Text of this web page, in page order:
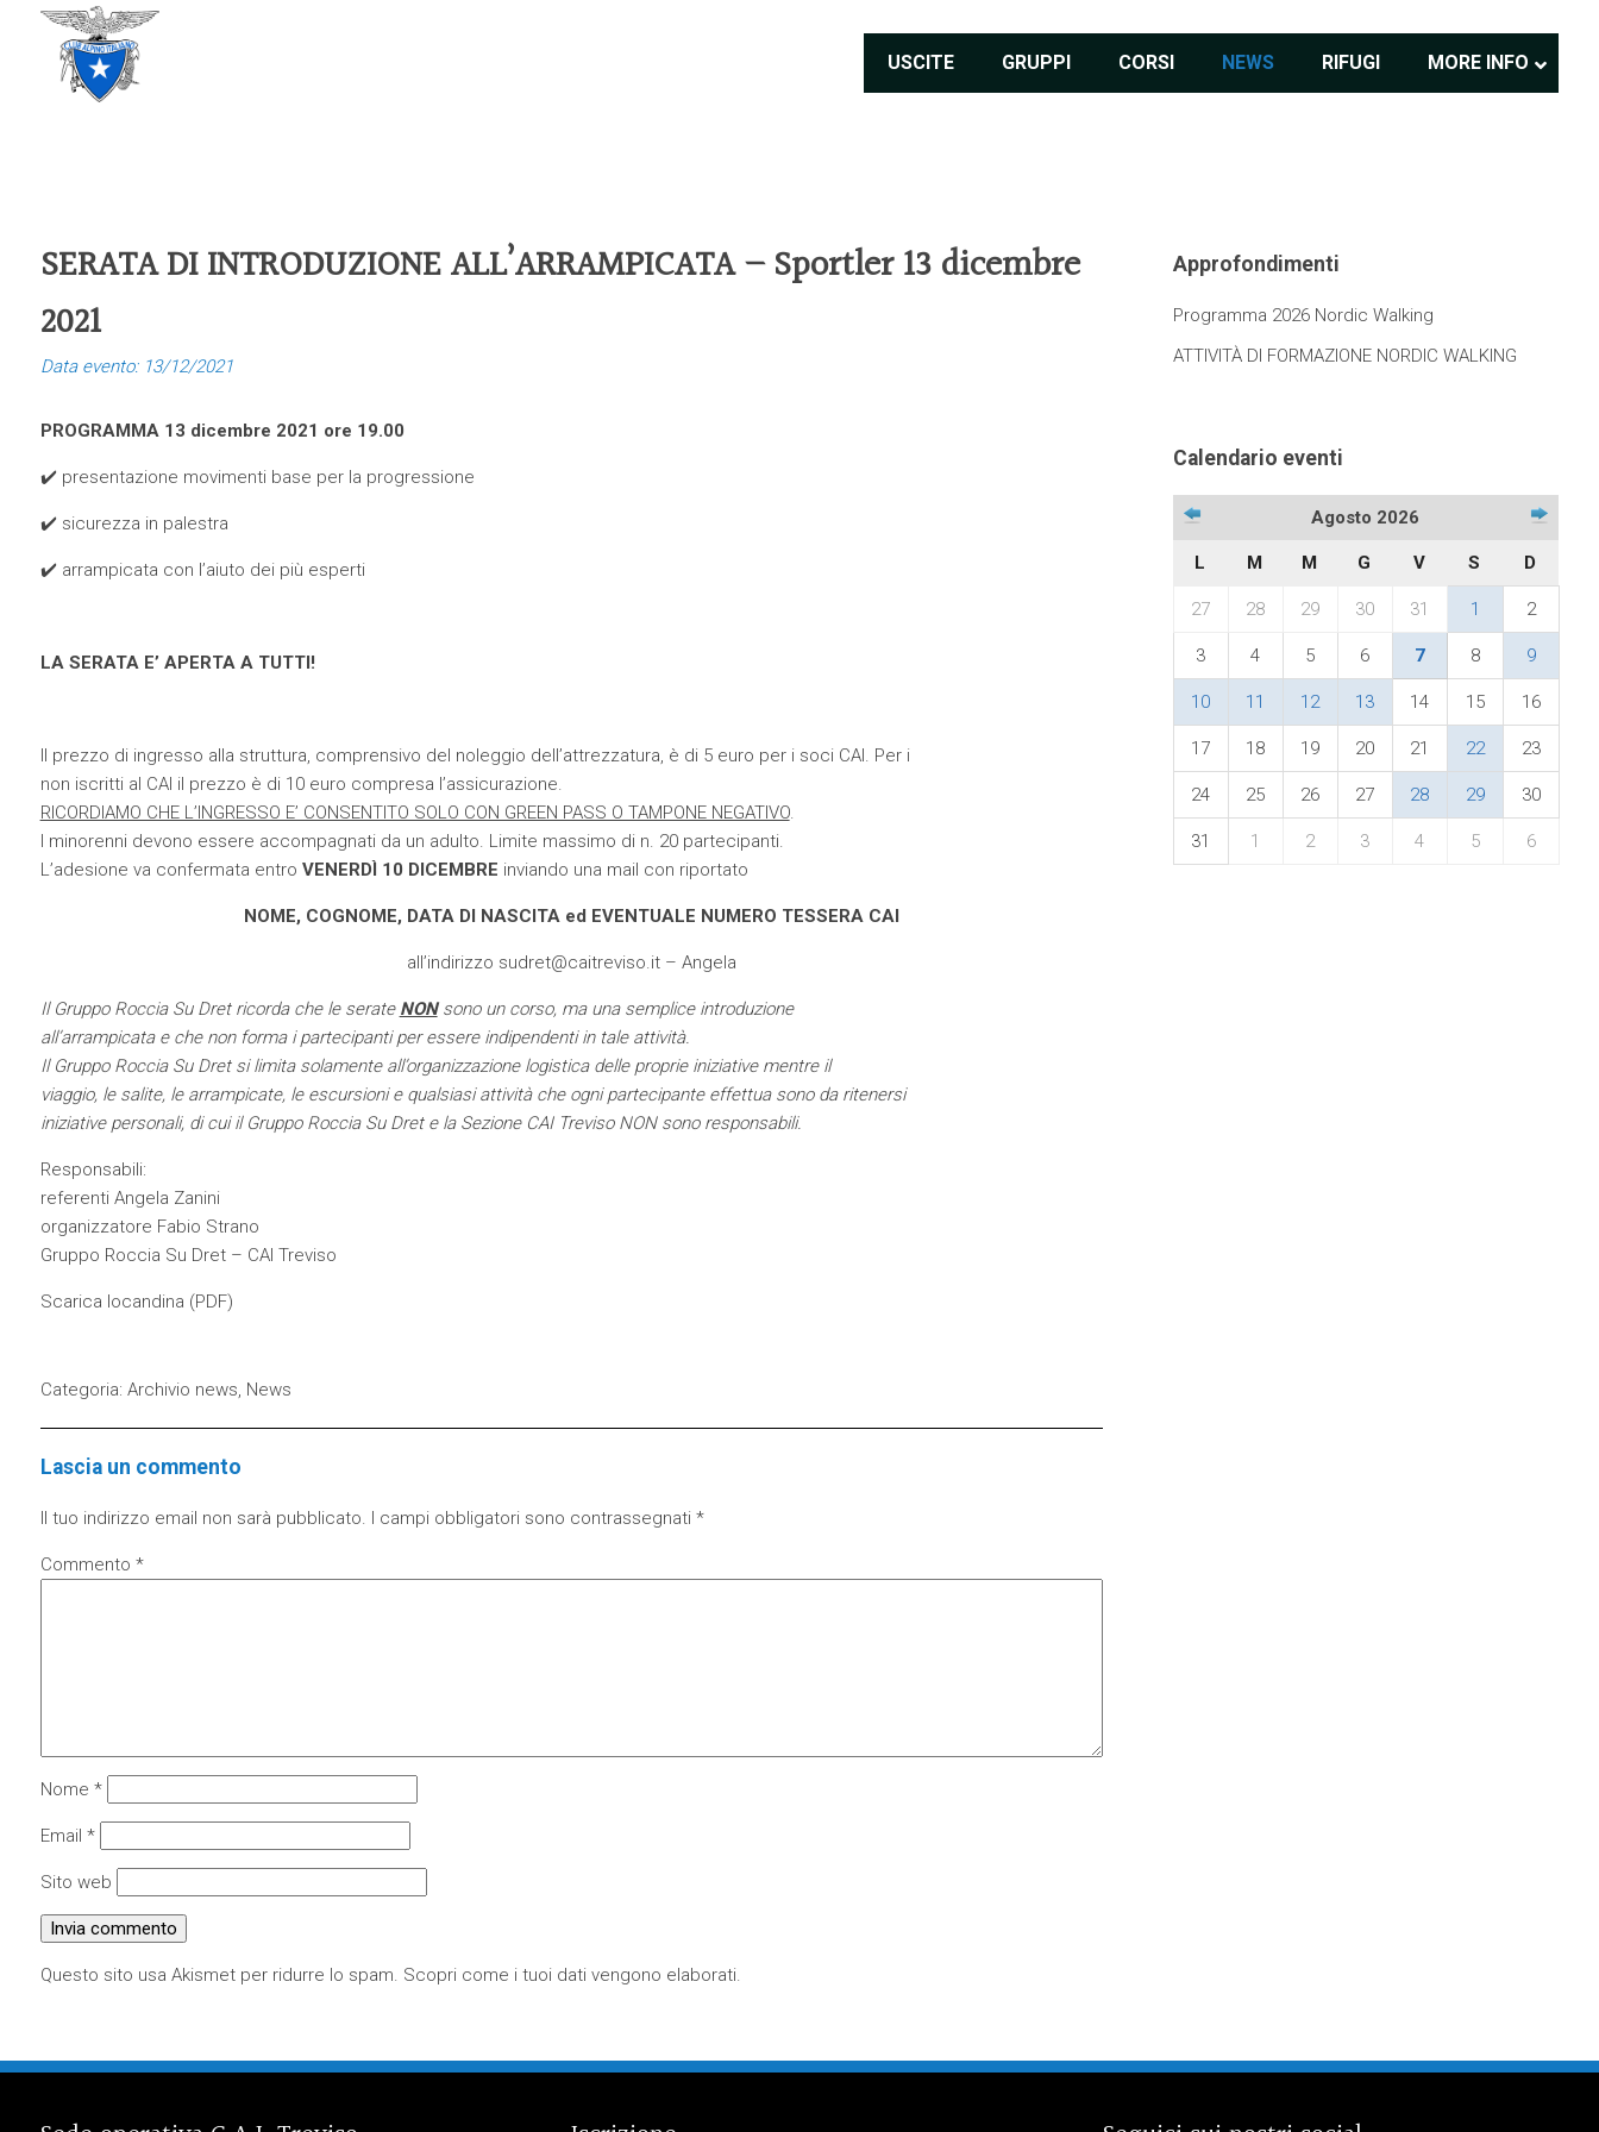
USCITE GRUPPI CORSI NEWS RIFUGI MORE INFO
SERATA DI INTRODUZIONE ALL’ARRAMPICATA – Sportler 13 dicembre
2021
Data evento: 13/12/2021
PROGRAMMA 13 dicembre 2021 ore 19.00
✔️ presentazione movimenti base per la progressione
✔️ sicurezza in palestra
✔️ arrampicata con l’aiuto dei più esperti
LA SERATA E’ APERTA A TUTTI!
Il prezzo di ingresso alla struttura, comprensivo del noleggio dell’attrezzatura, è di 5 euro per i soci CAI. Per i
non iscritti al CAI il prezzo è di 10 euro compresa l’assicurazione.
RICORDIAMO CHE L’INGRESSO E’ CONSENTITO SOLO CON GREEN PASS O TAMPONE NEGATIVO.
I minorenni devono essere accompagnati da un adulto. Limite massimo di n. 20 partecipanti.
L’adesione va confermata entro VENERDÌ 10 DICEMBRE inviando una mail con riportato
NOME, COGNOME, DATA DI NASCITA ed EVENTUALE NUMERO TESSERA CAI
all’indirizzo sudret@caitreviso.it– Angela
Il Gruppo Roccia Su Dret ricorda che le serate NONsono un corso, ma una semplice introduzione
all’arrampicata e che non forma i partecipanti per essere indipendenti in tale attività.
Il Gruppo Roccia Su Dret si limita solamente all’organizzazione logistica delle proprie iniziative mentre il
viaggio, le salite, le arrampicate, le escursioni e qualsiasi attività che ogni partecipante effettua sono da ritenersi
iniziative personali, di cui il Gruppo Roccia Su Dret e la Sezione CAI Treviso NON sono responsabili.
Responsabili:
referenti Angela Zanini
organizzatore Fabio Strano
Gruppo Roccia Su Dret – CAI Treviso
Scarica locandina (PDF)
Categoria: Archivio news, News
Lascia un commento
Il tuo indirizzo email non sarà pubblicato. I campi obbligatori sono contrassegnati *
Commento *
Nome *
Email *
Sito web
Questo sito usa Akismet per ridurre lo spam. Scopri come i tuoi dati vengono elaborati.
Approfondimenti
Programma 2026 Nordic Walking
ATTIVITÀ DI FORMAZIONE NORDIC WALKING
Calendario eventi
Agosto 2026
L M M G V S D
27 28 29 30 31 1 2
3 4 5 6 7 8 9
10 11 12 13 14 15 16
17 18 19 20 21 22 23
24 25 26 27 28 29 30
31 1 2 3 4 5 6